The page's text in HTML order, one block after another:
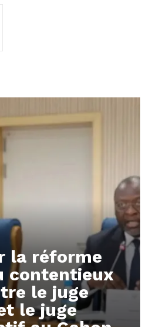
la réforme
contentieux
le juge
le juge